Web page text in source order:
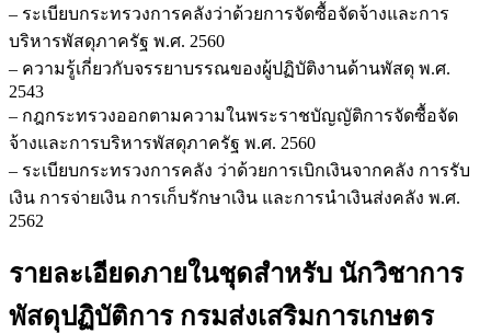
ชิ้น
– ระเบียบกระทรวงการคลังว่าด้วยการจัดซื้อจัดจ้างและการ
บริหารพัสดุภาครัฐ พ.ศ. 2560
– ความรู้เกี่ยวกับจรรยาบรรณของผู้ปฏิบัติงานด้านพัสดุ พ.ศ.
2543
– กฎกระทรวงออกตามความในพระราชบัญญัติการจัดซื้อจัด
จ้างและการบริหารพัสดุภาครัฐ พ.ศ. 2560
– ระเบียบกระทรวงการคลัง ว่าด้วยการเบิกเงินจากคลัง การรับ
เงิน การจ่ายเงิน การเก็บรักษาเงิน และการนำเงินส่งคลัง พ.ศ.
2562
รายละเอียดภายในชุดสำหรับ นักวิชาการ
พัสดุปฏิบัติการ กรมส่งเสริมการเกษตร